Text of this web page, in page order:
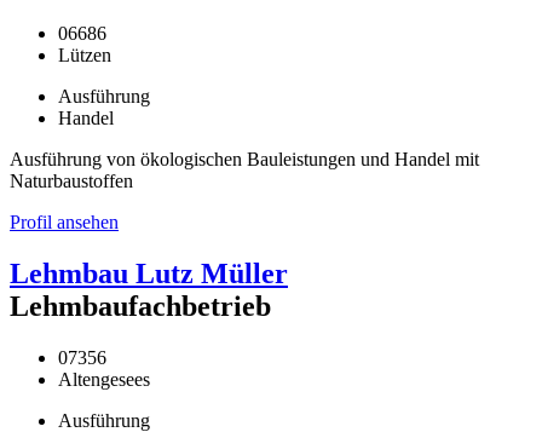
06686
Lützen
Ausführung
Handel
Ausführung von ökologischen Bauleistungen und Handel mit
Naturbaustoffen
Profil ansehen
Lehmbau Lutz Müller
Lehmbaufachbetrieb
07356
Altengesees
Ausführung